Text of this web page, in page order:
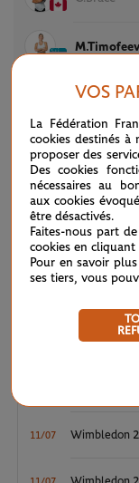
04/08 WTA / ATP :
27/07 ATP / WTA :
20/07 ATP / WTA :
Wimbledon
Wimbledon
11/07 Wimbledon
VOS
La Fédération
cookies destinés à
proposer des
Des cookies
nécessaires au
aux cookies
être désactivés.
Faites-nous part
cookies en
Pour en savoir
ses tiers, vous